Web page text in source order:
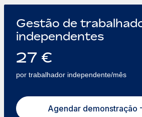
Gestão de
independentes
27 €
por trabalhador independente/mês
Agendar demonstração